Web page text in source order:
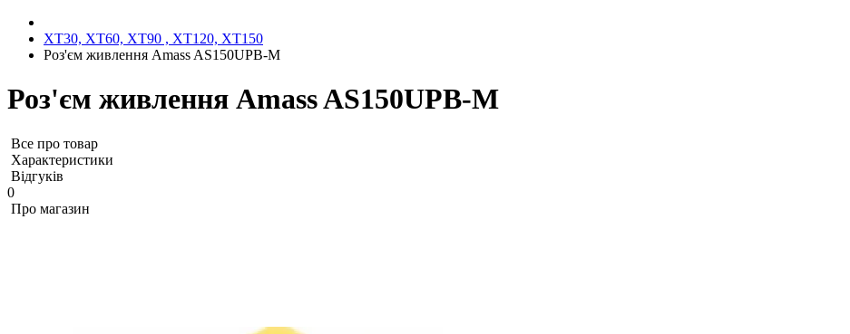
XT30, XT60, XT90 , XT120, XT150
Роз'єм живлення Amass AS150UPB-M
Роз'єм живлення Amass AS150UPB-M
Все про товар
Характеристики
Відгуків
0
Про магазин